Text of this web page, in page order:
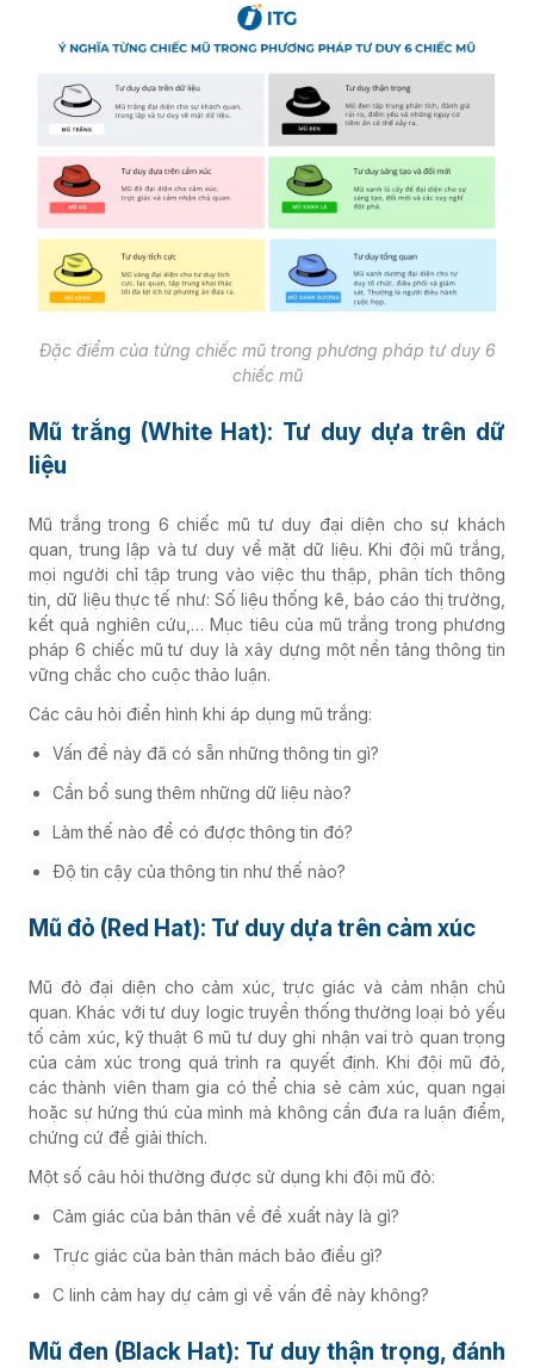
Đặc điểm của từng chiếc mũ trong phương pháp tư duy 6
chiếc mũ
Mũ trắng (White Hat): Tư duy dựa trên dữ
liệu
Mũ trắng trong 6 chiếc mũ tư duy đại diện cho sự khách
quan, trung lập và tư duy về mặt dữ liệu. Khi đội mũ trắng,
mọi người chỉ tập trung vào việc thu thập, phân tích thông
tin, dữ liệu thực tế như: Số liệu thống kê, báo cáo thị trường,
kết quả nghiên cứu,… Mục tiêu của mũ trắng trong phương
pháp 6 chiếc mũ tư duy là xây dựng một nền tảng thông tin
vững chắc cho cuộc thảo luận.
Các câu hỏi điển hình khi áp dụng mũ trắng:
Vấn đề này đã có sẵn những thông tin gì?
Cần bổ sung thêm những dữ liệu nào?
Làm thế nào để có được thông tin đó?
Độ tin cậy của thông tin như thế nào?
Mũ đỏ (Red Hat): Tư duy dựa trên cảm xúc
Mũ đỏ đại diện cho cảm xúc, trực giác và cảm nhận chủ
quan. Khác với tư duy logic truyền thống thường loại bỏ yếu
tố cảm xúc, kỹ thuật 6 mũ tư duy ghi nhận vai trò quan trọng
của cảm xúc trong quá trình ra quyết định. Khi đội mũ đỏ,
các thành viên tham gia có thể chia sẻ cảm xúc, quan ngại
hoặc sự hứng thú của mình mà không cần đưa ra luận điểm,
chứng cứ để giải thích.
Một số câu hỏi thường được sử dụng khi đội mũ đỏ:
Cảm giác của bản thân về đề xuất này là gì?
Trực giác của bản thân mách bảo điều gì?
C linh cảm hay dự cảm gì về vấn đề này không?
Mũ đen (Black Hat): Tư duy thận trọng, đánh